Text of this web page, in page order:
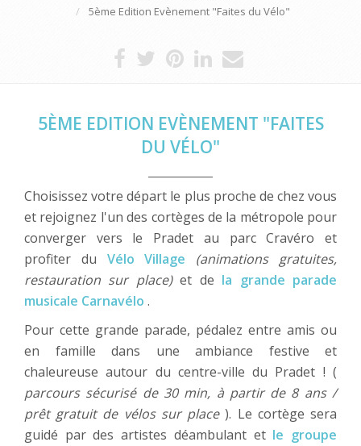
5ème Edition Evènement "Faites du Vélo"
5ÈME EDITION EVÈNEMENT "FAITES
DU VÉLO"
Choisissez votre départ le plus proche de chez vous
et rejoignez l'un des cortèges de la métropole pour
converger vers le Pradet au parc Cravéro et
profiter du Vélo Village (animations gratuites,
restauration sur place)et de la grande parade
musicale Carnavélo .
Pour cette grande parade, pédalez entre amis ou
en famille dans une ambiance festive et
chaleureuse autour du centre-ville du Pradet ! (
parcours sécurisé de 30 min, à partir de 8 ans /
prêt gratuit de vélos sur place). Le cortège sera
guidé par des artistes déambulant et le groupe